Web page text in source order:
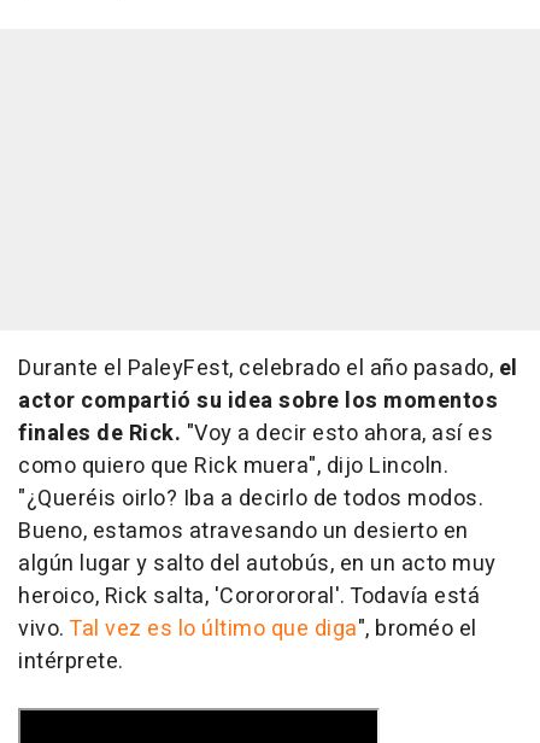
Durante el PaleyFest, celebrado el año pasado, el
actor compartió su idea sobre los momentos
finales de Rick. "Voy a decir esto ahora, así es
como quiero que Rick muera", dijo Lincoln.
"¿Queréis oirlo? Iba a decirlo de todos modos.
Bueno, estamos atravesando un desierto en
algún lugar y salto del autobús, en un acto muy
heroico, Rick salta, 'Cororororal'. Todavía está
vivo. Tal vez es lo último que diga", broméo el
intérprete.